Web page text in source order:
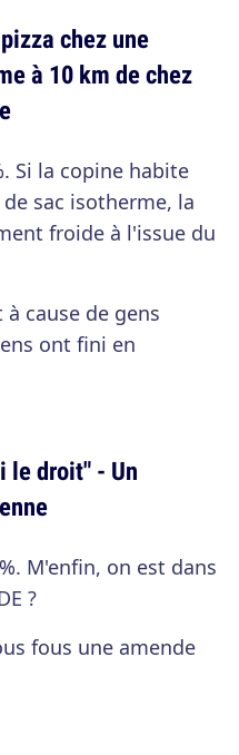
chez une
à 10 km de chez
Si la copine habite
sac isotherme, la
froide à l'issue du
à cause de gens
ont fini en
le droit" - Un
M'enfin, on est dans
?
fous une amende